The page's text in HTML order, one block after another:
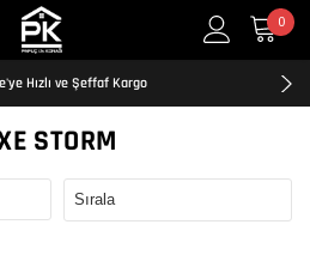
0
Taksit İmkanı
Üzeri Ücretsiz Kargo
Hızlı ve Şeffaf Kargo
Taksit İmkanı
Üzeri Ücretsiz Kargo
Hızlı ve Şeffaf Kargo
Taksit İmkanı
STORM